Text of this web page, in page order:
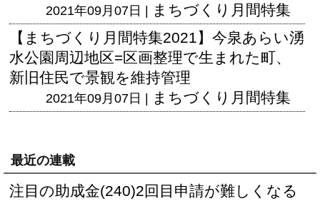
2021年09月07日 | まちづくり月間特集
【まちづくり月間特集2021】今泉あらい湧
水公園周辺地区=区画整理で生まれた町、
新旧住民で景観を維持管理
2021年09月07日 | まちづくり月間特集
最近の連載
注目の助成金(240)2回目申請が難しくなる